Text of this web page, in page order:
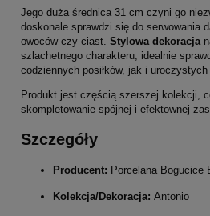
Jego duża średnica 31 cm czyni go
doskonale sprawdzi się do serwowania
owoców czy ciast. Stylowa dekoracja
szlachetnego charakteru, idealnie
codziennych posiłków, jak i
Produkt jest częścią szerszej kolekcji,
skompletowanie spójnej i efektownej
Szczegóły
Producent: Porcelana Bogucice
Kolekcja/Dekoracja: Antonio